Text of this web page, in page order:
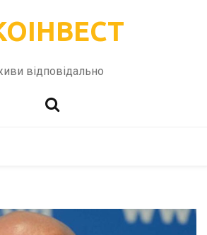
відповідально